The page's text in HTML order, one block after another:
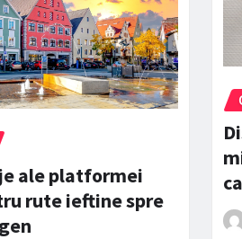
ale platformei
rute ieftine spre